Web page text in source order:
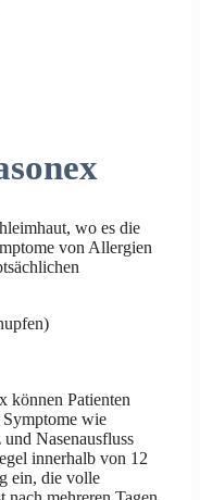
wo es die
von Allergien
können Patienten
Symptome wie
Nasenausfluss
innerhalb von 12
ein, die volle